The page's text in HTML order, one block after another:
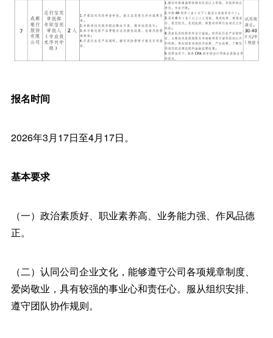
报名时间
2026年3月17日至4月17日。
基本要求
（一）政治素质好、职业素养高、业务能力强、作风品德
正。
（二）认同公司企业文化，能够遵守公司各项规章制度、
爱岗敬业，具有较强的事业心和责任心。服从组织安排、
遵守团队协作规则。